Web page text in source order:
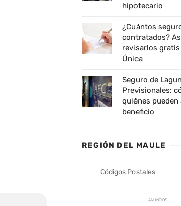
hipotecario
¿Cuántos
contratados?
revisarlos
Única
Seguro de
Previsionales:
quiénes pueden
beneficio
REGIÓN DEL MAULE
Códigos Postales
ANUNCIOS